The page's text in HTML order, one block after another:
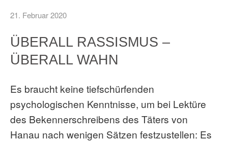
21. Februar 2020
ÜBERALL RASSISMUS –
ÜBERALL WAHN
Es braucht keine tiefschürfenden
psychologischen Kenntnisse, um bei Lektüre
des Bekennerschreibens des Täters von
Hanau nach wenigen Sätzen festzustellen: Es